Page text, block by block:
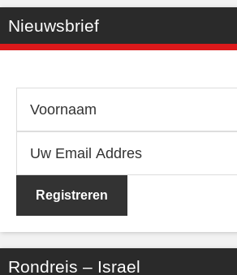
Nieuwsbrief
Rondreis – Israel